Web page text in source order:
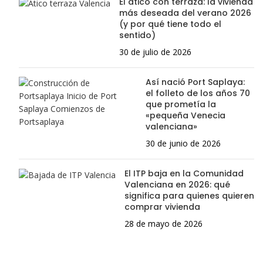
más deseada del verano 2026
(y por qué tiene todo el
sentido)
30 de julio de 2026
Así nació Port Saplaya:
el folleto de los años 70
que prometía la
«pequeña Venecia
valenciana»
30 de junio de 2026
El ITP baja en la Comunidad
Valenciana en 2026: qué
significa para quienes quieren
comprar vivienda
28 de mayo de 2026